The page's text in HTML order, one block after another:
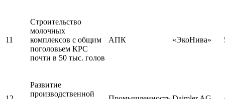
11
Строительство
молочных
комплексов с общим
поголовьем КРС
почти в 50 тыс. голов
АПК «ЭкоНива»
Развитие
производственной